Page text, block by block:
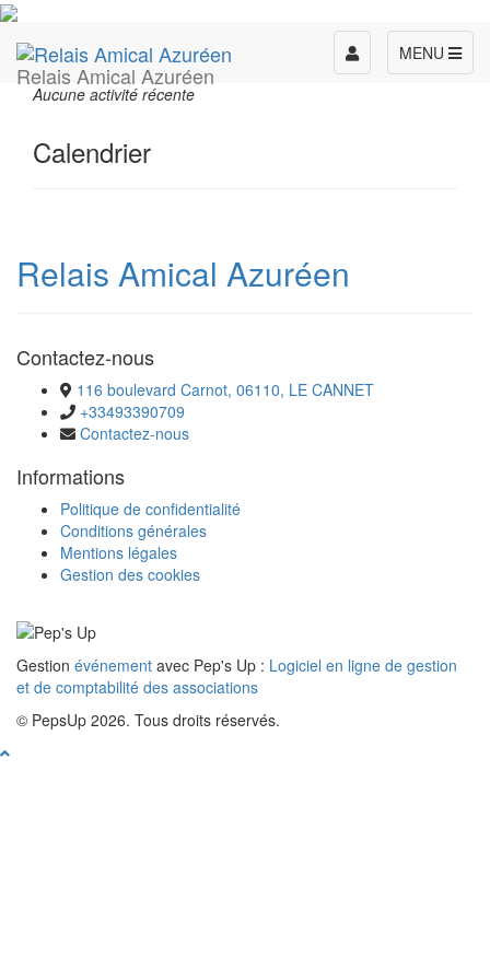
Relais Amical Azuréen
MENU
Toggle
navigation
Aucune activité récente
Calendrier
Relais Amical Azuréen
Contactez-nous
116 boulevard Carnot, 06110, LE CANNET
+33493390709
Contactez-nous
Informations
Politique de confidentialité
Conditions générales
Mentions légales
Gestion des cookies
Gestion événement avec Pep's Up : Logiciel en ligne de gestion
et de comptabilité des associations
© PepsUp 2026. Tous droits réservés.